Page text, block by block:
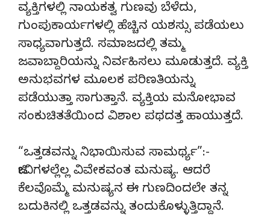
ವ್ಯಕ್ತಿಗಳಲ್ಲಿ ನಾಯಕತ್ವ ಗುಣವು ಬೆಳೆದು,
ಗುಂಪುಕಾರ್ಯಗಳಲ್ಲಿ ಹೆಚ್ಚಿನ ಯಶಸ್ಸು ಪಡೆಯಲು
ಸಾಧ್ಯವಾಗುತ್ತದೆ. ಸಮಾಜದಲ್ಲಿ ತಮ್ಮ
ಜವಾಬ್ದಾರಿಯನ್ನು ನಿರ್ವಹಿಸಲು ಮೂಡುತ್ತದೆ. ವ್ಯಕ್ತಿ
ಅನುಭವಗಳ ಮೂಲಕ ಪರಿಣತಿಯನ್ನು
ಪಡೆಯುತ್ತಾ ಸಾಗುತ್ತಾನೆ. ವ್ಯಕ್ತಿಯ ಮನೋಭಾವ
ಸಂಕುಚಿತತೆಯಿಂದ ವಿಶಾಲ ಪಥದತ್ತ ಹಾಯುತ್ತದೆ.
“ಒತ್ತಡವನ್ನು ನಿಭಾಯಿಸುವ ಸಾಮರ್ಥ್ಯ”:-
ಜೀವಿಗಳಲ್ಲೆಲ್ಲ ವಿವೇಕವಂತ ಮನುಷ್ಯ. ಆದರೆ
ಕೆಲವೊಮ್ಮೆ ಮನುಷ್ಯನ ಈ ಗುಣದಿಂದಲೇ ತನ್ನ
ಬದುಕಿನಲ್ಲಿ ಒತ್ತಡವನ್ನು ತಂದುಕೊಳ್ಳುತ್ತಿದ್ದಾನೆ.